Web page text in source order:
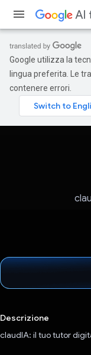
Google utilizza la
lingua preferita. Le
contenere errori.
Descrizione
claudIA: il tuo tutor